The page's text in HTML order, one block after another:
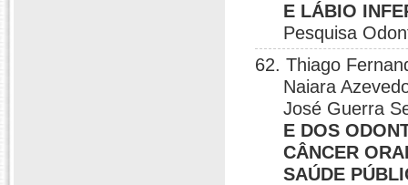
E LÁBIO
Pesquisa
62. Thiago
Naiara
José Guerra
E DOS
CÂNCER
SAÚDE